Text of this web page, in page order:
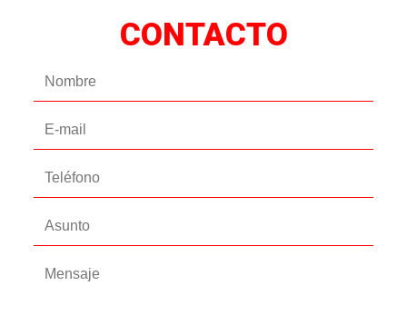
CONTACTO